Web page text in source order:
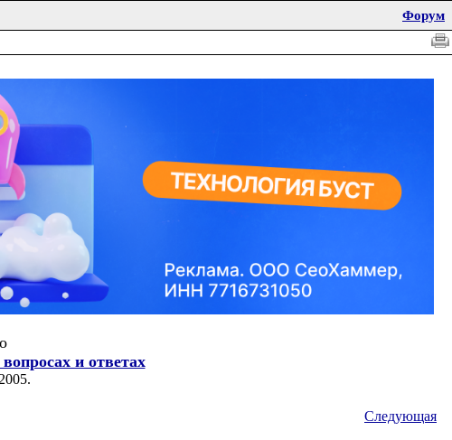
Форум
и ответах
Следующая